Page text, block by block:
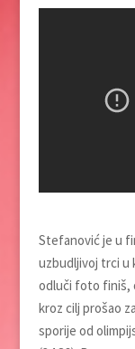
Stefanović je u
uzbudljivoj trci u
odluči foto finiš,
kroz cilj prošao
sporije od